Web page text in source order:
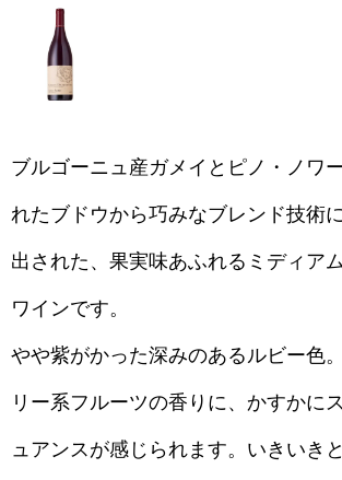
ブルゴーニュ産ガメイとピノ・ノワ
れたブドウから巧みなブレンド技術
出された、果実味あふれるミディア
ワインです。
やや紫がかった深みのあるルビー色
リー系フルーツの香りに、かすかに
ュアンスが感じられます。いきいき